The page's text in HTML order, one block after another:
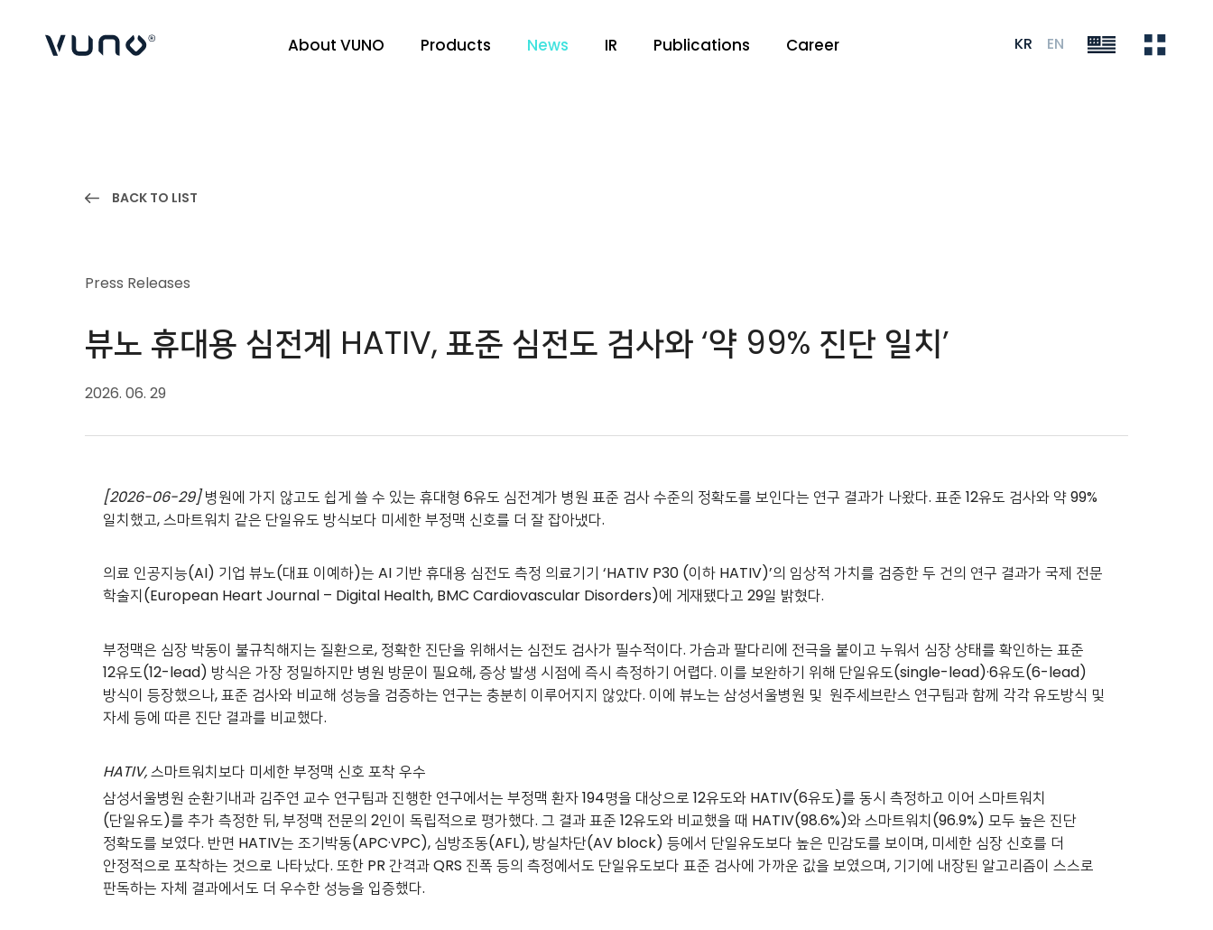
(주) 뷰노 About VUNO Products News IR Publications Career KR EN
BACK TO LIST
Press Releases
뷰노 휴대용 심전계 HATIV, 표준 심전도 검사와 ‘약 99% 진단 일치’
2026. 06. 29
[2026-06-29]병원에 가지 않고도 쉽게 쓸 수 있는 휴대형 6유도 심전계가 병원 표준 검사 수준의 정확도를 보인다는 연구 결과가 나왔다. 표준 12유도 검사와 약 99%
일치했고, 스마트워치 같은 단일유도 방식보다 미세한 부정맥 신호를 더 잘 잡아냈다.
의료 인공지능(AI) 기업 뷰노(대표 이예하)는 AI 기반 휴대용 심전도 측정 의료기기 ‘HATIV P30 (이하 HATIV)’의 임상적 가치를 검증한 두 건의 연구 결과가 국제 전문
학술지(European Heart Journal – Digital Health, BMC Cardiovascular Disorders)에 게재됐다고 29일 밝혔다.
부정맥은 심장 박동이 불규칙해지는 질환으로, 정확한 진단을 위해서는 심전도 검사가 필수적이다. 가슴과 팔다리에 전극을 붙이고 누워서 심장 상태를 확인하는 표준
12유도(12-lead) 방식은 가장 정밀하지만 병원 방문이 필요해, 증상 발생 시점에 즉시 측정하기 어렵다. 이를 보완하기 위해 단일유도(single-lead)·6유도(6-lead)
방식이 등장했으나, 표준 검사와 비교해 성능을 검증하는 연구는 충분히 이루어지지 않았다. 이에 뷰노는 삼성서울병원 및 원주세브란스 연구팀과 함께 각각 유도방식 및
자세 등에 따른 진단 결과를 비교했다.
HATIV,스마트워치보다 미세한 부정맥 신호 포착 우수
삼성서울병원 순환기내과 김주연 교수 연구팀과 진행한 연구에서는 부정맥 환자 194명을 대상으로 12유도와 HATIV(6유도)를 동시 측정하고 이어 스마트워치
(단일유도)를 추가 측정한 뒤, 부정맥 전문의 2인이 독립적으로 평가했다. 그 결과 표준 12유도와 비교했을 때 HATIV(98.6%)와 스마트워치(96.9%) 모두 높은 진단
정확도를 보였다. 반면 HATIV는 조기박동(APC·VPC), 심방조동(AFL), 방실차단(AV block) 등에서 단일유도보다 높은 민감도를 보이며, 미세한 심장 신호를 더
안정적으로 포착하는 것으로 나타났다. 또한 PR 간격과 QRS 진폭 등의 측정에서도 단일유도보다 표준 검사에 가까운 값을 보였으며, 기기에 내장된 알고리즘이 스스로
판독하는 자체 결과에서도 더 우수한 성능을 입증했다.